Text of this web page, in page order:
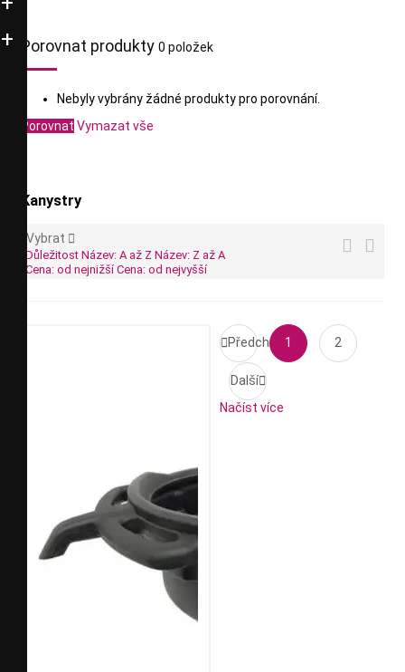
Porovnat produkty 0 položek
Nebyly vybrány žádné produkty pro porovnání.
Porovnat Vymazat vše
Kanystry
 
Vybrat 
Důležitost Název: A až Z Název: Z až A
Cena: od nejnižšíCena: od nejvyšší
Předchozí1 2
Další
Načíst více